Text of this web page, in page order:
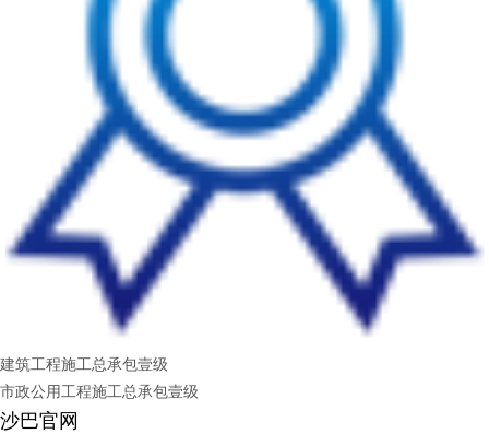
建筑工程施工总承包壹级
市政公用工程施工总承包壹级
沙巴官网